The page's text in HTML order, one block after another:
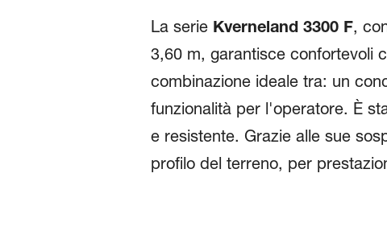
La serie Kverneland 3300 F,
3,60 m, garantisce confortevoli
combinazione ideale tra: un
funzionalità per l'operatore. È
e resistente. Grazie alle sue
profilo del terreno, per